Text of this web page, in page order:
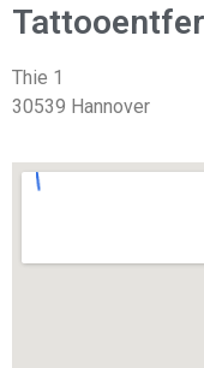
Thie 1
30539 Hannover